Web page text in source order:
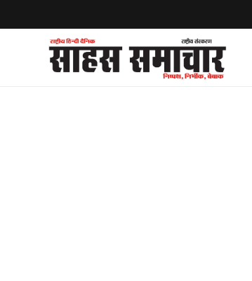
Register